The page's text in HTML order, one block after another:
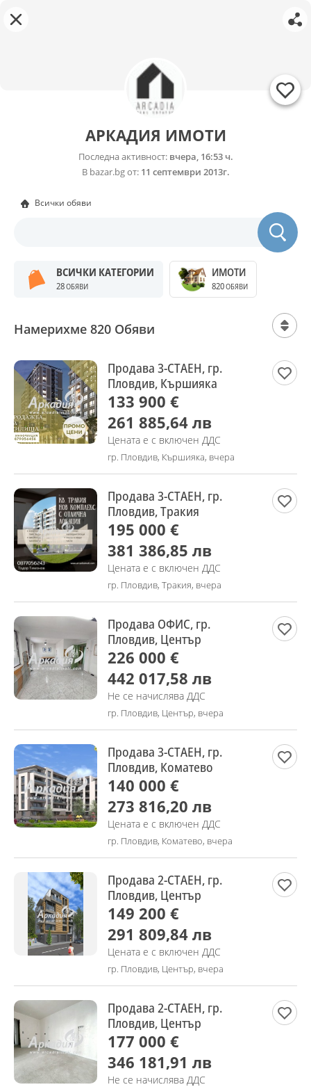
АРКАДИЯ ИМОТИ
Последна активност:вчера, 16:53 ч.
В bazar.bg от:11 септември 2013г.
Всички обяви
ВСИЧКИ КАТЕГОРИИ
28ОБЯВИ
ИМОТИ
820ОБЯВИ
Намерихме 820 Обяви
Продава 3-СТАЕН, гр.
Пловдив, Кършияка
133 900 €
261 885,64 лв
Цената е с включен ДДС
гр. Пловдив, Кършияка, вчера
Продава 3-СТАЕН, гр.
Пловдив, Тракия
195 000 €
381 386,85 лв
Цената е с включен ДДС
гр. Пловдив, Тракия, вчера
Продава ОФИС, гр.
Пловдив, Център
226 000 €
442 017,58 лв
Не се начислява ДДС
гр. Пловдив, Център, вчера
Продава 3-СТАЕН, гр.
Пловдив, Коматево
140 000 €
273 816,20 лв
Цената е с включен ДДС
гр. Пловдив, Коматево, вчера
Продава 2-СТАЕН, гр.
Пловдив, Център
149 200 €
291 809,84 лв
Цената е с включен ДДС
гр. Пловдив, Център, вчера
Продава 2-СТАЕН, гр.
Пловдив, Център
177 000 €
346 181,91 лв
Не се начислява ДДС